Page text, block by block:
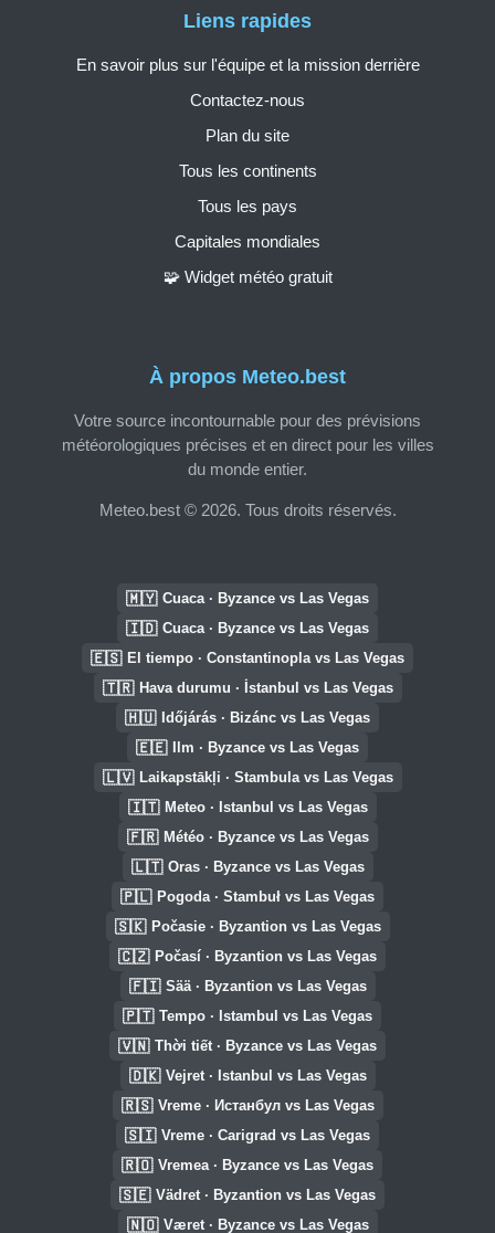
À propos Meteo.best
Votre source incontournable pour des prévisions
météorologiques précises et en direct pour les villes
du monde entier.
Meteo.best © 2026. Tous droits réservés.
Liens rapides
En savoir plus sur l'équipe et la mission derrière
Contactez-nous
Plan du site
Tous les continents
Tous les pays
Capitales mondiales
🧩 Widget météo gratuit
🇲🇾 Cuaca · Byzance vs Las Vegas
🇮🇩 Cuaca · Byzance vs Las Vegas
🇪🇸 El tiempo · Constantinopla vs Las Vegas
🇹🇷 Hava durumu · İstanbul vs Las Vegas
🇭🇺 Időjárás · Bizánc vs Las Vegas
🇪🇪 Ilm · Byzance vs Las Vegas
🇱🇻 Laikapstākļi · Stambula vs Las Vegas
🇮🇹 Meteo · Istanbul vs Las Vegas
🇫🇷 Météo · Byzance vs Las Vegas
🇱🇹 Oras · Byzance vs Las Vegas
🇵🇱 Pogoda · Stambuł vs Las Vegas
🇸🇰 Počasie · Byzantion vs Las Vegas
🇨🇿 Počasí · Byzantion vs Las Vegas
🇫🇮 Sää · Byzantion vs Las Vegas
🇵🇹 Tempo · Istambul vs Las Vegas
🇻🇳 Thời tiết · Byzance vs Las Vegas
🇩🇰 Vejret · Istanbul vs Las Vegas
🇷🇸 Vreme · Истанбул vs Las Vegas
🇸🇮 Vreme · Carigrad vs Las Vegas
🇷🇴 Vremea · Byzance vs Las Vegas
🇸🇪 Vädret · Byzantion vs Las Vegas
🇳🇴 Været · Byzance vs Las Vegas